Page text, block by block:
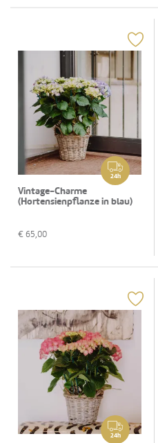
24h
Vintage-Charme
(Hortensienpflanze in blau)
€ 65,00
24h